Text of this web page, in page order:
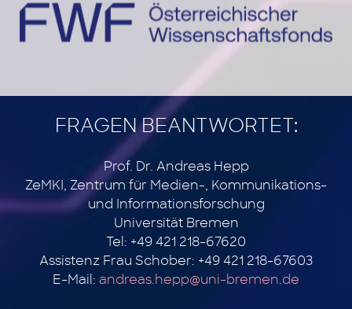
FRAGEN BEANTWORTET:
Prof. Dr. Andreas Hepp
ZeMKI, Zentrum für Medien-, Kommunikations-
und Informationsforschung
Universität Bremen
Tel: +49 421 218-67620
Assistenz Frau Schober: +49 421 218-67603
E-Mail: andreas.hepp@uni-bremen.de